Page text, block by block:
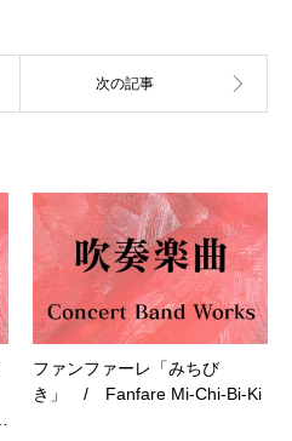
ファンファーレ「みちび
き」 / Fanfare Mi-Chi-Bi-Ki